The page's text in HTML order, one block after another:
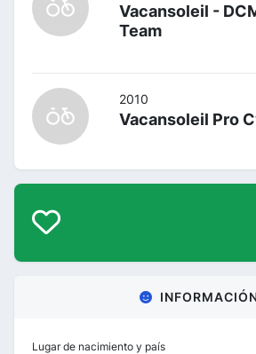
Vacansoleil -
Team
2010
Vacansoleil Pro
Lugar de nacimiento y país